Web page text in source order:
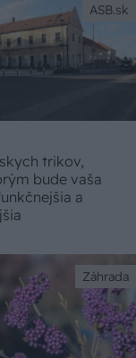
ASB.sk
trikov,
bude vaša
a
Záhrada